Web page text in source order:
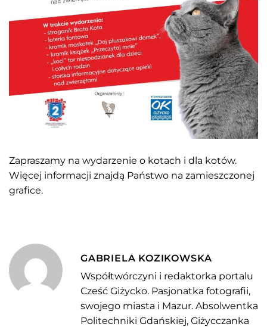
Zapraszamy na wydarzenie o kotach i dla kotów.
Więcej informacji znajdą Państwo na zamieszczonej
grafice.
GABRIELA KOZIKOWSKA
Współtwórczyni i redaktorka portalu
Cześć Giżycko. Pasjonatka fotografii,
swojego miasta i Mazur. Absolwentka
Politechniki Gdańskiej, Giżycczanka